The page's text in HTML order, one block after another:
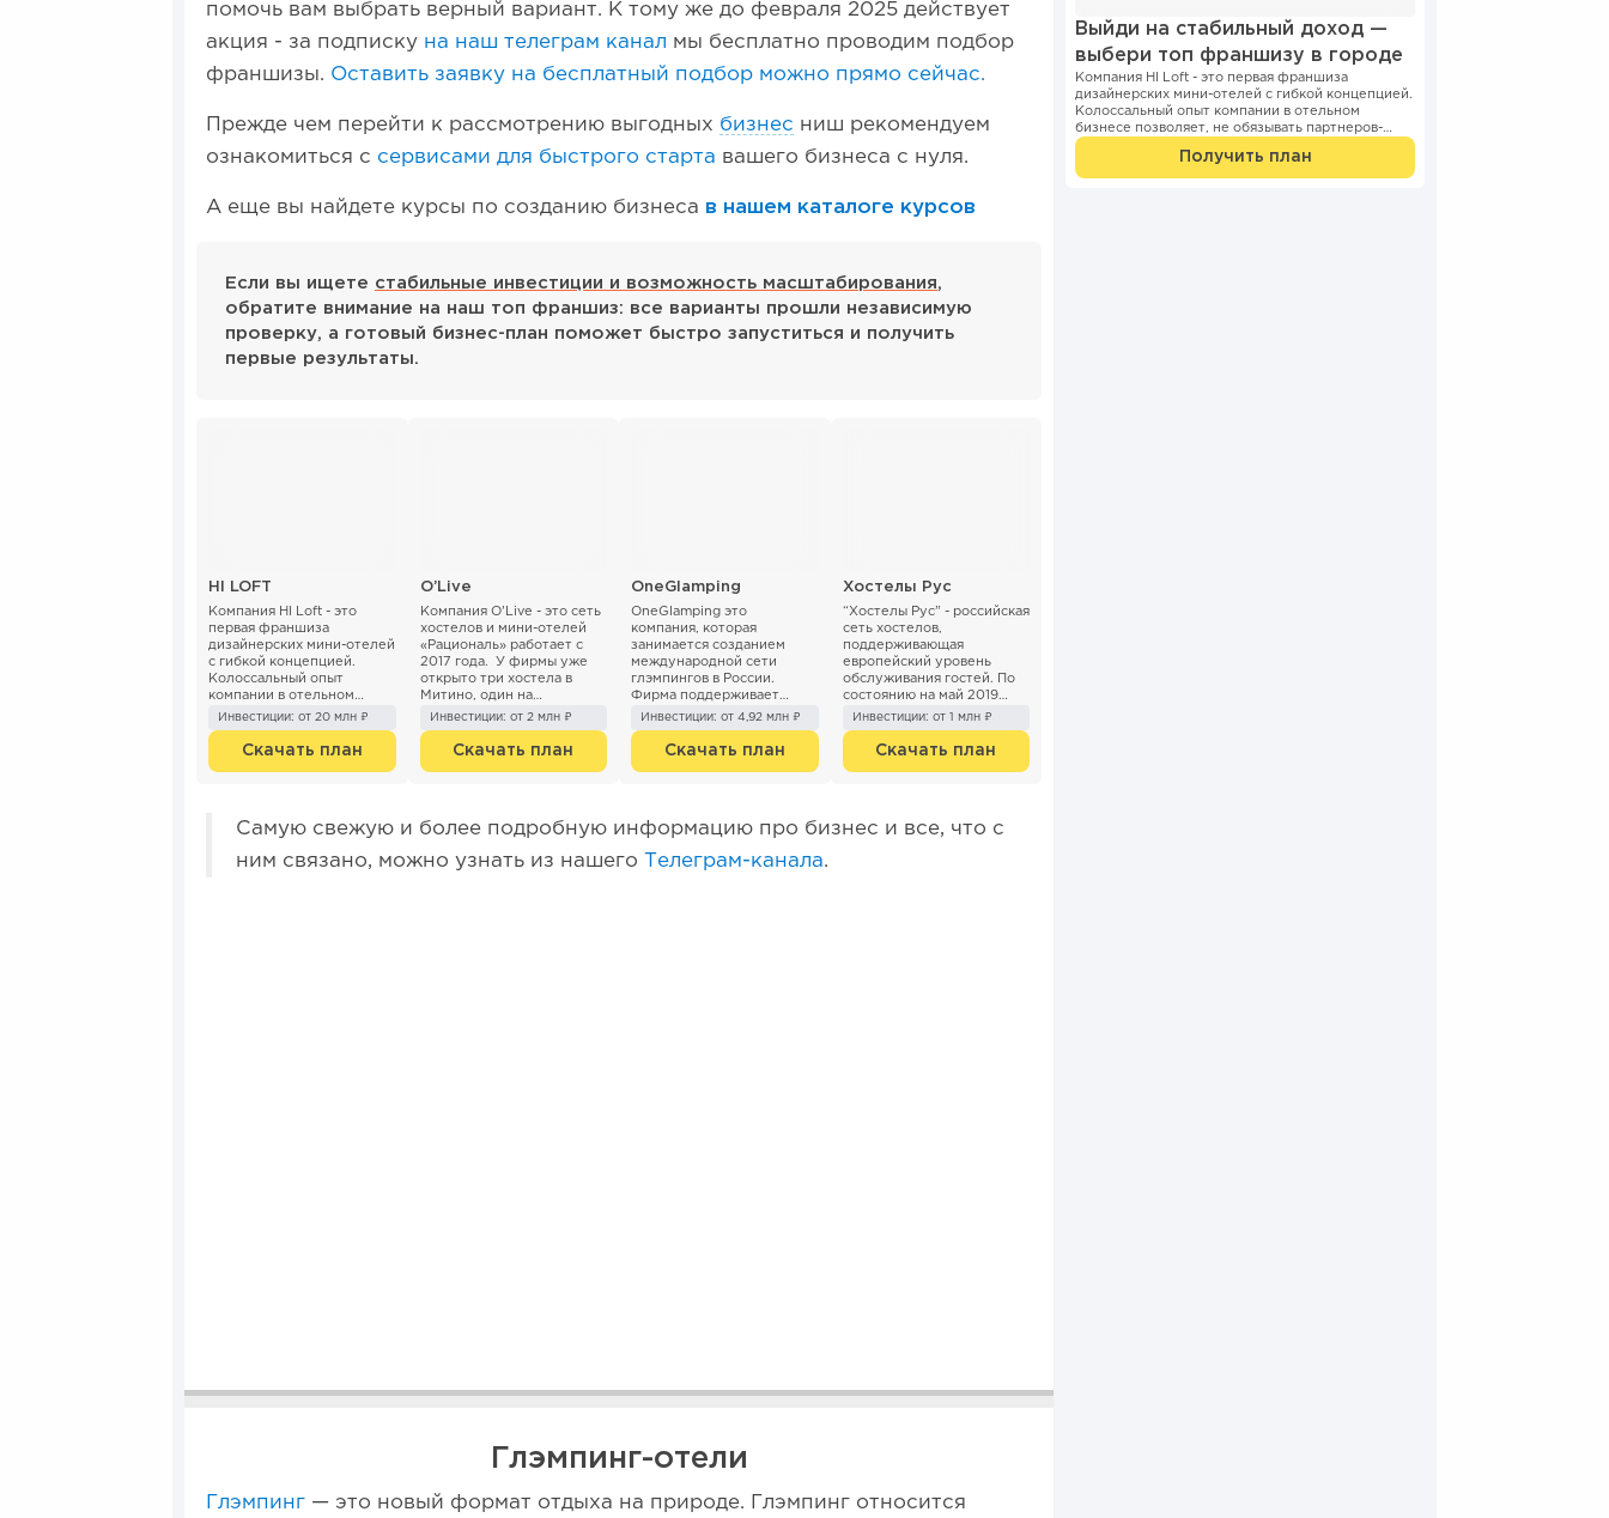
помочь вам выбрать верный вариант. К тому же до февраля 2025 действует
акция - за подписку на наш телеграм канал мы бесплатно проводим подбор
франшизы. Оставить заявку на бесплатный подбор можно прямо сейчас.
Прежде чем перейти к рассмотрению выгодных бизнес ниш рекомендуем
ознакомиться с сервисами для быстрого старта вашего бизнеса с нуля.
А еще вы найдете курсы по созданию бизнеса в нашем каталоге курсов
Если вы ищете стабильные инвестиции и возможность масштабирования,
обратите внимание на наш топ франшиз: все варианты прошли независимую
проверку, а готовый бизнес-план поможет быстро запуститься и получить
первые результаты.
HI LOFT
Компания HI Loft - это
первая франшиза
дизайнерских мини-отелей
с гибкой концепцией.
Колоссальный опыт
компании в отельном
бизнесе позволяет, не
обязывать партнеров-
франчайзи сети открывать
конкретно ...
Инвестиции: от 20 млн ₽
Скачать план
O’Live
Компания O’Live - это сеть
хостелов и мини-отелей
«Рациональ» работает с
2017 года. У фирмы уже
открыто три хостела в
Митино, один на
Славянском бульваре и два
мини-отеля. Комп...
Инвестиции: от 2 млн ₽
Скачать план
OneGlamping
OneGlamping это
компания, которая
занимается созданием
международной сети
глэмпингов в России.
Фирма поддерживает
абсолютно новый вид эко-
туризма и создает высокий
уровень сервиса для
людей....
Инвестиции: от 4,92 млн ₽
Скачать план
Хостелы Рус
“Хостелы Рус” - российская
сеть хостелов,
поддерживающая
европейский уровень
обслуживания гостей. По
состоянию на май 2019
года, насчитывает порядка
70 филиалов: среди них 58
открыто по фр...
Инвестиции: от 1 млн ₽
Скачать план
Самую свежую и более подробную информацию про бизнес и все, что с
ним связано, можно узнать из нашего Телеграм-канала.
Глэмпинг-отели
Глэмпинг — это новый формат отдыха на природе. Глэмпинг относится
Выйди на стабильный доход —
выбери топ франшизу в городе
Компания HI Loft - это первая франшиза
дизайнерских мини-отелей с гибкой концепцией.
Колоссальный опыт компании в отельном
бизнесе позволяет, не обязывать партнеров-
франчайзи сети открывать конкретно ...
Получить план